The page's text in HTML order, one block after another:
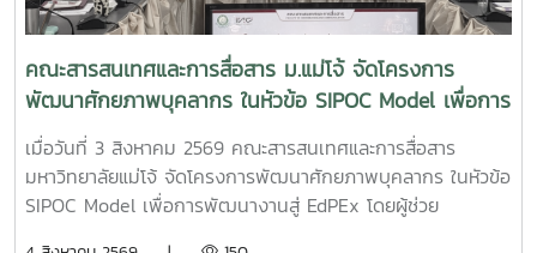
คณะสารสนเทศและการสื่อสาร ม.แม่โจ้ จัดโครงการ
พัฒนาศักยภาพบุคลากร ในหัวข้อ SIPOC Model เพื่อการ
พัฒนางานสู่ EdPEx
เมื่อวันที่ 3 สิงหาคม 2569 คณะสารสนเทศและการสื่อสาร
มหาวิทยาลัยแม่โจ้ จัดโครงการพัฒนาศักยภาพบุคลากร ในหัวข้อ
SIPOC Model เพื่อการพัฒนางานสู่ EdPEx โดยผู้ช่วย